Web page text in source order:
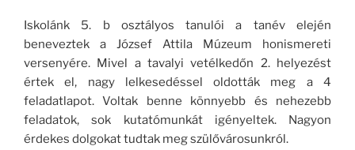
Iskolánk 5. b osztályos tanulói a tanév elején
beneveztek a József Attila Múzeum honismereti
versenyére. Mivel a tavalyi vetélkedőn 2. helyezést
értek el, nagy lelkesedéssel oldották meg a 4
feladatlapot. Voltak benne könnyebb és nehezebb
feladatok, sok kutatómunkát igényeltek. Nagyon
érdekes dolgokat tudtak meg szülővárosunkról.